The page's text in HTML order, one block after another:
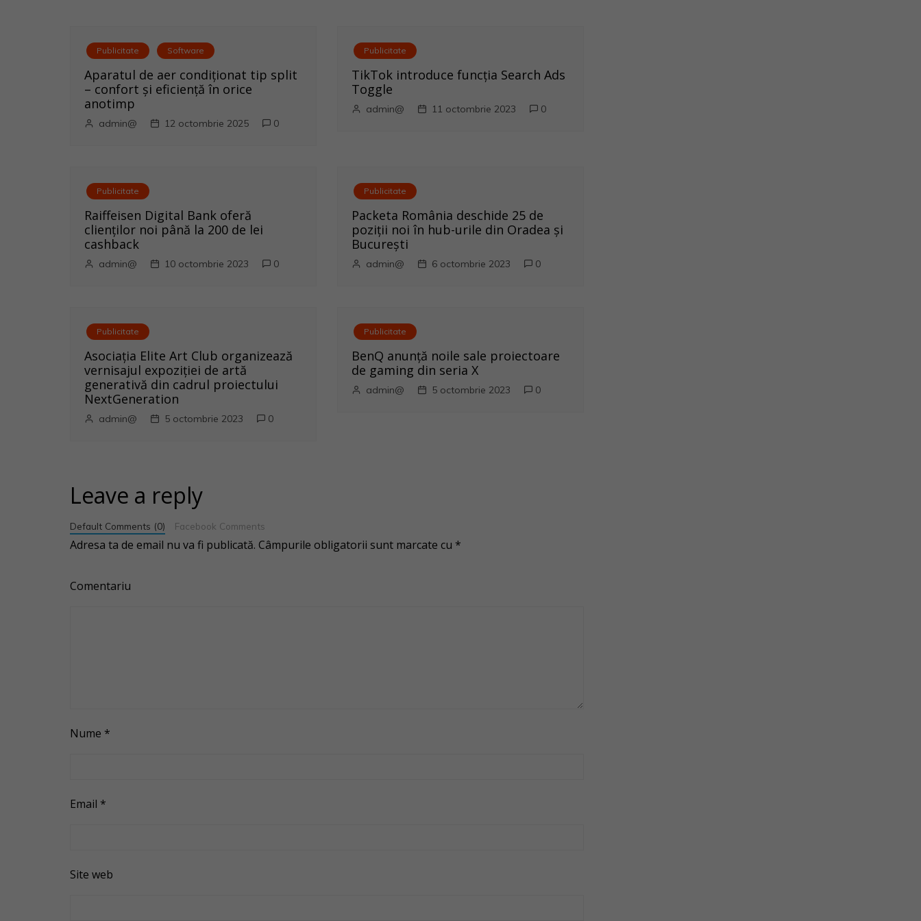
Publicitate Software
Aparatul de aer condiționat tip split
– confort și eficiență în orice
anotimp
admin@ 12 octombrie 2025 0
Publicitate
TikTok introduce funcția Search Ads
Toggle
admin@ 11 octombrie 2023 0
Publicitate
Raiffeisen Digital Bank oferă
clienților noi până la 200 de lei
cashback
admin@ 10 octombrie 2023 0
Publicitate
Packeta România deschide 25 de
poziții noi în hub-urile din Oradea și
București
admin@ 6 octombrie 2023 0
Publicitate
Asociația Elite Art Club organizează
vernisajul expoziției de artă
generativă din cadrul proiectului
NextGeneration
admin@ 5 octombrie 2023 0
Publicitate
BenQ anunţă noile sale proiectoare
de gaming din seria X
admin@ 5 octombrie 2023 0
Leave a reply
Default Comments (0) Facebook Comments
Adresa ta de email nu va fi publicată. Câmpurile obligatorii sunt marcate cu *
Comentariu
Nume *
Email *
Site web